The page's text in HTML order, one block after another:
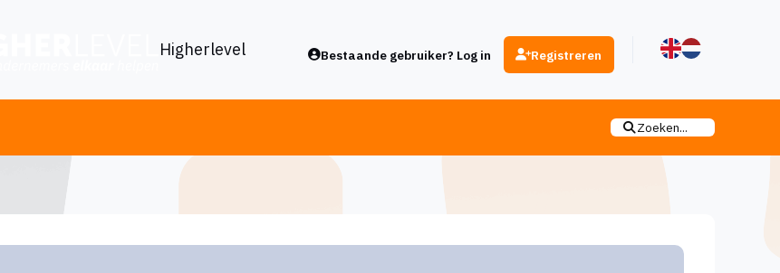
Higherlevel Bestaande gebruiker? Log in Registreren
Zoeken...